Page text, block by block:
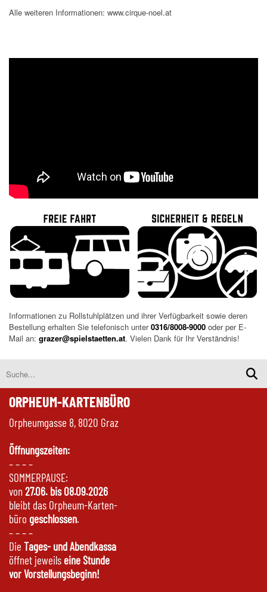
Alle weiteren Informationen: www.cirque-noel.at
Informationen zu Rollstuhlplätzen und ihrer Verfügbarkeit sowie deren
Bestellung erhalten Sie telefonisch unter0316/8008-9000 oder per E-
Mail an: grazer@spielstaetten.at. Vielen Dank für Ihr Verständnis!
ORPHEUM-KARTENBÜRO
Orpheumgasse 8, 8020 Graz
Öffnungszeiten:
– – – –
SOMMERPAUSE:
von 27.06. bis 08.09.2026
bleibt das Orpheum-Karten-
büro geschlossen.
– – – –
Die Tages- und Abendkassa
öffnet jeweils eine Stunde
vor Vorstellungsbeginn!